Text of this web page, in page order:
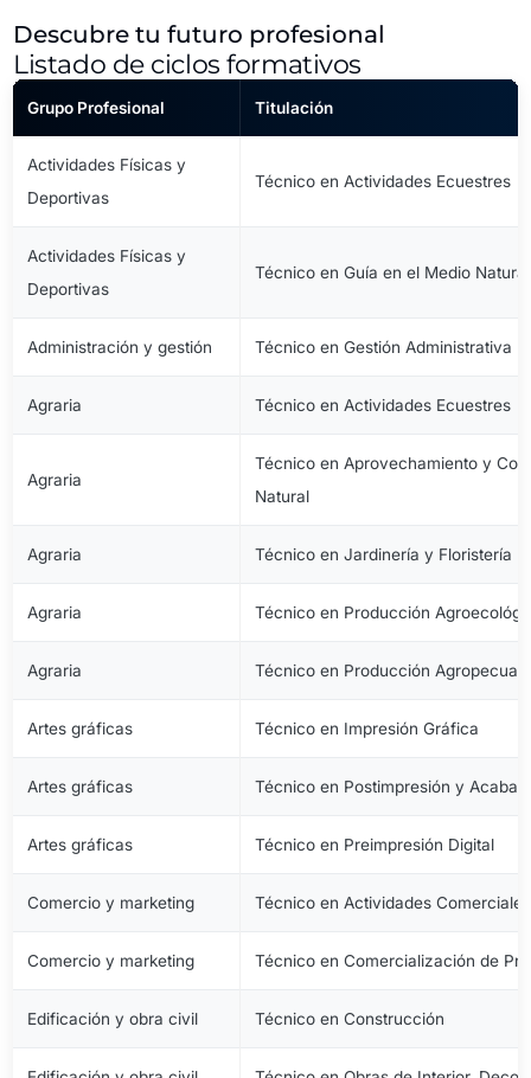
Descubre tu futuro profesional
Listado de ciclos formativos
Grupo Profesional Titulación
Actividades Físicas y
Deportivas
Técnico en Actividades Ecuestres
Actividades Físicas y
Deportivas
Técnico en Guía en el Medio
Administración y gestión Técnico en Gestión Administrativa
Agraria Técnico en Actividades Ecuestres
Agraria
Técnico en Aprovechamiento y
Natural
Agraria Técnico en Jardinería y Floristería
Agraria Técnico en Producción
Agraria Técnico en Producción
Artes gráficas Técnico en Impresión Gráfica
Artes gráficas Técnico en Postimpresión y
Artes gráficas Técnico en Preimpresión Digital
Comercio y marketing Técnico en Actividades Comerciales
Comercio y marketing Técnico en Comercialización de
Edificación y obra civil Técnico en Construcción